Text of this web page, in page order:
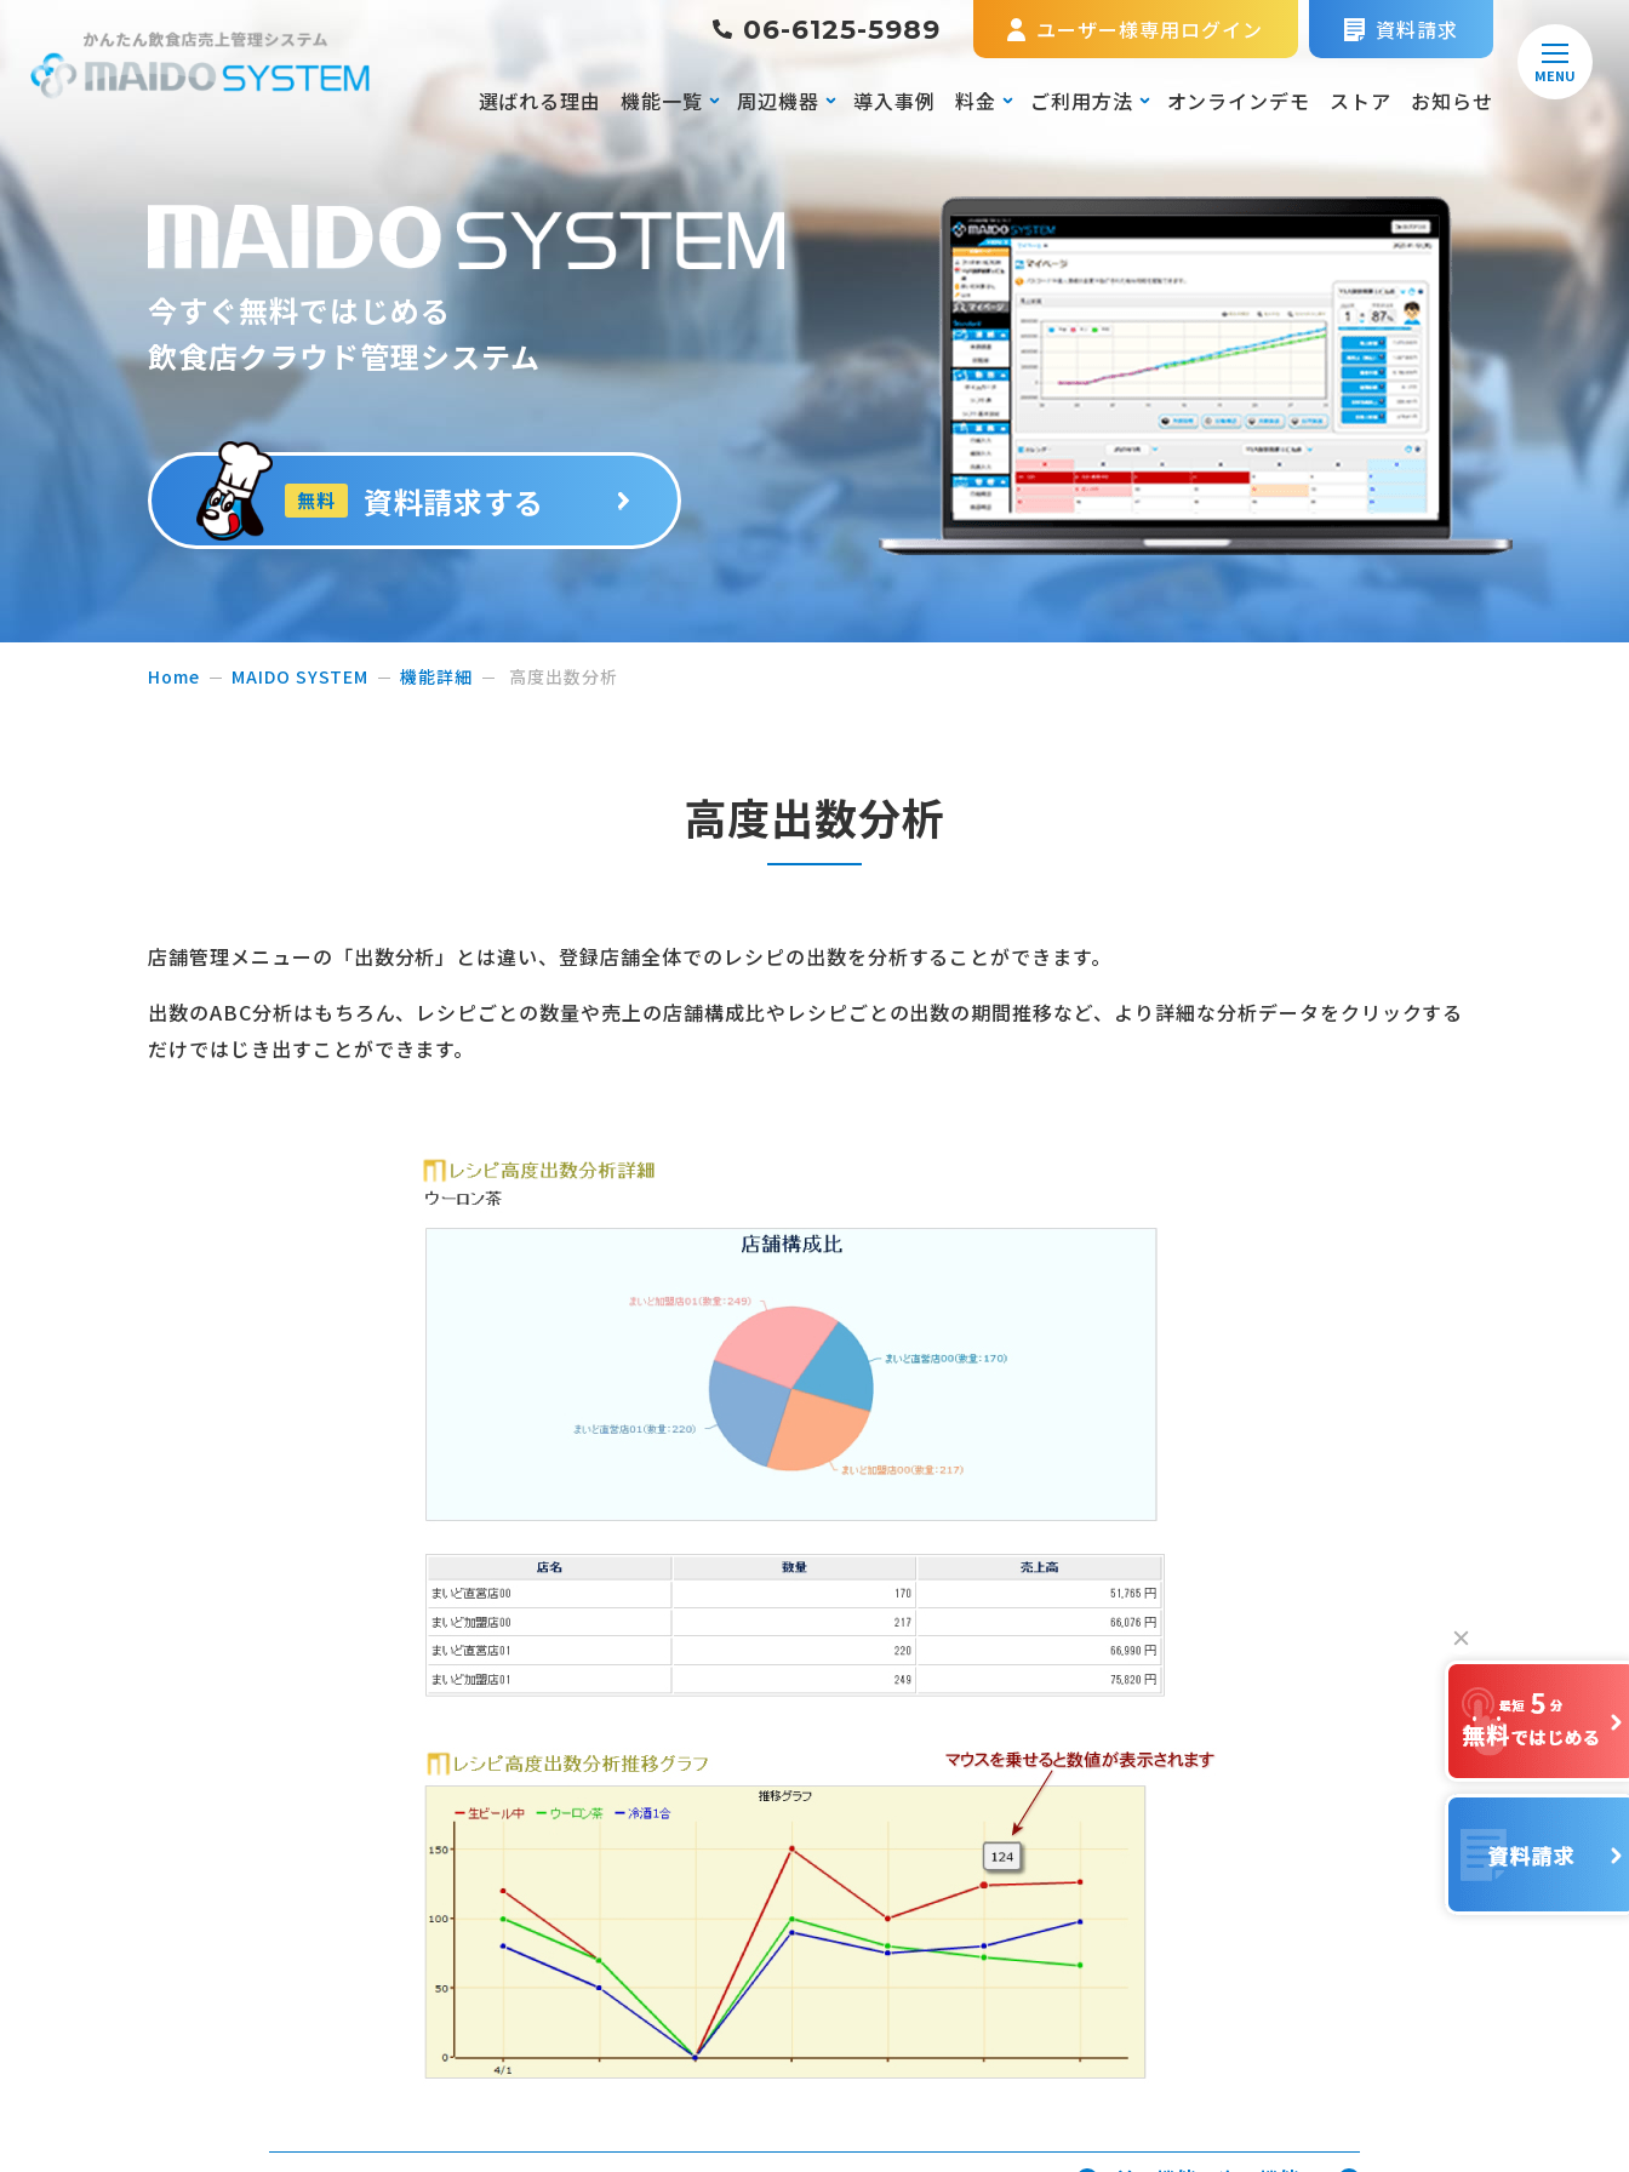
MENU
06-6125-5989 ユーザー様専用ログイン 資料請求
選ばれる理由 機能一覧 周辺機器 導入事例 料金 ご利用方法 オンラインデモ ストア お知らせ
今すぐ無料ではじめる
飲食店クラウド管理システム
無料 資料請求する
Home MAIDO SYSTEM 機能詳細 高度出数分析
高度出数分析
店舗管理メニューの「出数分析」とは違い、登録店舗全体でのレシピの出数を分析することができます。
出数のABC分析はもちろん、レシピごとの数量や売上の店舗構成比やレシピごとの出数の期間推移など、より詳細な分析データをクリックする
だけではじき出すことができます。